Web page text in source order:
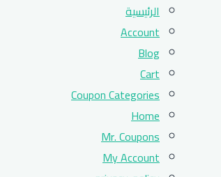
الرئيسية
Account
Blog
Cart
Coupon Categories
Home
Mr. Coupons
My Account